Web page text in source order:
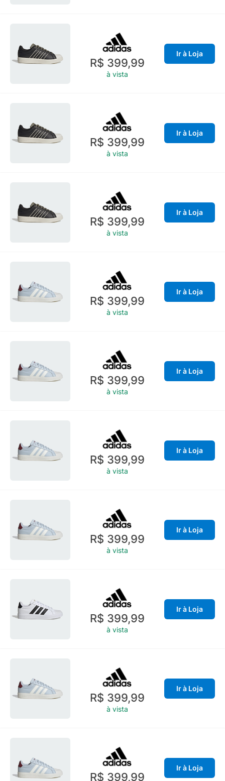
R$ 399,99
à vista
Ir à Loja
R$ 399,99
à vista
Ir à Loja
R$ 399,99
à vista
Ir à Loja
R$ 399,99
à vista
Ir à Loja
R$ 399,99
à vista
Ir à Loja
R$ 399,99
à vista
Ir à Loja
R$ 399,99
à vista
Ir à Loja
R$ 399,99
à vista
Ir à Loja
R$ 399,99
à vista
Ir à Loja
R$ 399,99
Ir à Loja